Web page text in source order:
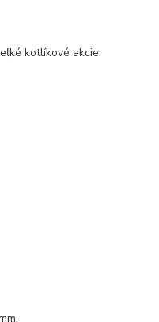
kotlíkové akcie.